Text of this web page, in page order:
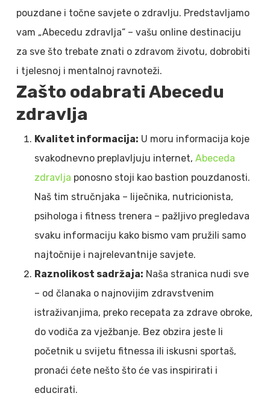
pouzdane i točne savjete o zdravlju. Predstavljamo
vam „Abecedu zdravlja“ – vašu online destinaciju
za sve što trebate znati o zdravom životu, dobrobiti
i tjelesnoj i mentalnoj ravnoteži.
Zašto odabrati Abecedu
zdravlja
Kvalitet informacija: U moru informacija koje
svakodnevno preplavljuju internet, Abeceda
zdravlja ponosno stoji kao bastion pouzdanosti.
Naš tim stručnjaka – liječnika, nutricionista,
psihologa i fitness trenera – pažljivo pregledava
svaku informaciju kako bismo vam pružili samo
najtočnije i najrelevantnije savjete.
Raznolikost sadržaja: Naša stranica nudi sve
– od članaka o najnovijim zdravstvenim
istraživanjima, preko recepata za zdrave obroke,
do vodiča za vježbanje. Bez obzira jeste li
početnik u svijetu fitnessa ili iskusni sportaš,
pronaći ćete nešto što će vas inspirirati i
educirati.